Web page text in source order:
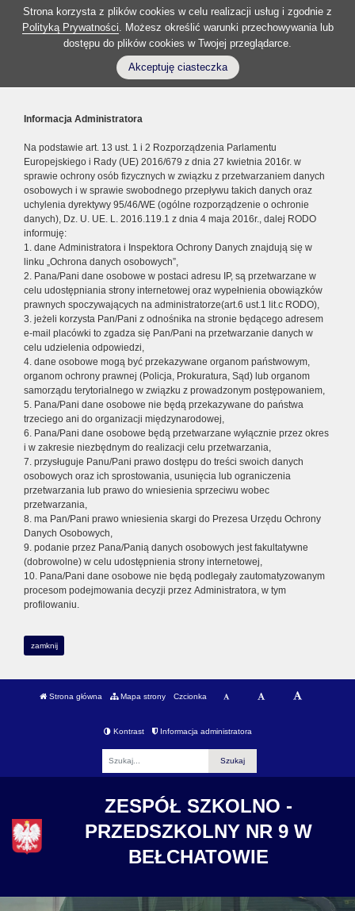
Strona korzysta z plików cookies w celu realizacji usług i zgodnie z
Polityką Prywatności. Możesz określić warunki przechowywania lub
dostępu do plików cookies w Twojej przeglądarce.
Akceptuję ciasteczka
Informacja Administratora
Na podstawie art. 13 ust. 1 i 2 Rozporządzenia Parlamentu
Europejskiego i Rady (UE) 2016/679 z dnia 27 kwietnia 2016r. w
sprawie ochrony osób fizycznych w związku z przetwarzaniem danych
osobowych i w sprawie swobodnego przepływu takich danych oraz
uchylenia dyrektywy 95/46/WE (ogólne rozporządzenie o ochronie
danych), Dz. U. UE. L. 2016.119.1 z dnia 4 maja 2016r., dalej RODO
informuję:
1. dane Administratora i Inspektora Ochrony Danych znajdują się w
linku „Ochrona danych osobowych”,
2. Pana/Pani dane osobowe w postaci adresu IP, są przetwarzane w
celu udostępniania strony internetowej oraz wypełnienia obowiązków
prawnych spoczywających na administratorze(art.6 ust.1 lit.c RODO),
3. jeżeli korzysta Pan/Pani z odnośnika na stronie będącego adresem
e-mail placówki to zgadza się Pan/Pani na przetwarzanie danych w
celu udzielenia odpowiedzi,
4. dane osobowe mogą być przekazywane organom państwowym,
organom ochrony prawnej (Policja, Prokuratura, Sąd) lub organom
samorządu terytorialnego w związku z prowadzonym postępowaniem,
5. Pana/Pani dane osobowe nie będą przekazywane do państwa
trzeciego ani do organizacji międzynarodowej,
6. Pana/Pani dane osobowe będą przetwarzane wyłącznie przez okres
i w zakresie niezbędnym do realizacji celu przetwarzania,
7. przysługuje Panu/Pani prawo dostępu do treści swoich danych
osobowych oraz ich sprostowania, usunięcia lub ograniczenia
przetwarzania lub prawo do wniesienia sprzeciwu wobec
przetwarzania,
8. ma Pan/Pani prawo wniesienia skargi do Prezesa Urzędu Ochrony
Danych Osobowych,
9. podanie przez Pana/Panią danych osobowych jest fakultatywne
(dobrowolne) w celu udostępnienia strony internetowej,
10. Pana/Pani dane osobowe nie będą podlegały zautomatyzowanym
procesom podejmowania decyzji przez Administratora, w tym
profilowaniu.
zamknij
Strona główna Mapa strony Czcionka
Kontrast Informacja administratora
ZESPÓŁ SZKOLNO -
PRZEDSZKOLNY NR 9 W
BEŁCHATOWIE